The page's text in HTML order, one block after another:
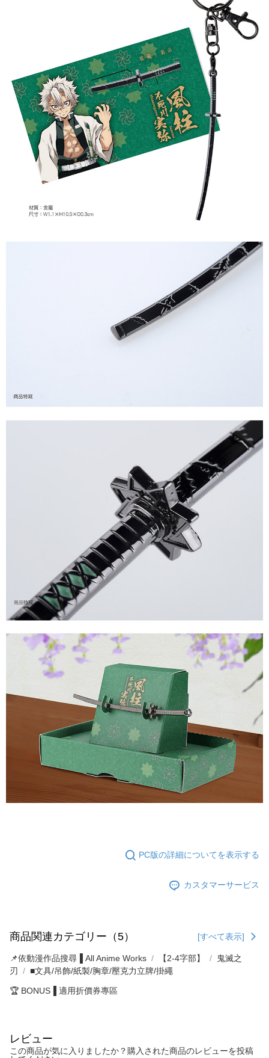
配送毎にNT$65、NT$1,300以上で送料無料
付款後7-11取貨
配送毎にNT$65、NT$1,300以上で送料無料
宅配-木棉花樂園專用
配送毎にNT$100、NT$1,300以上で送料無料
宅配-離島(澎湖/金門/馬祖)-木棉花樂園專用
配送毎にNT$220
配送毎にNT$150
PC版の詳細についてを表示する
カスタマーサービス
商品関連カテゴリー（5） [すべて表示]
📌依動漫作品搜尋▐ All Anime Works 【2-4字部】
鬼滅之
刃
■文具/吊飾/紙製/胸章/壓克力立牌/掛繩
🏆 BONUS▐ 適用折價券專區
レビュー
この商品が気に入りましたか？購入された商品のレビューを投稿